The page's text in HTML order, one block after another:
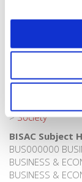
>Political
>Political
>Political
>Society
BISAC Subject
BUS000000
BUSINESS &
BUSINESS &